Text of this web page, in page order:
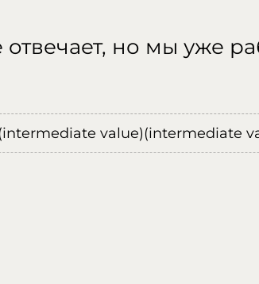
но мы уже
value)(intermediate